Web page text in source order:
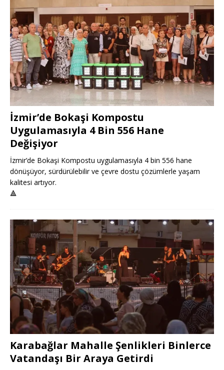
İzmir’de Bokaşi Kompostu
Uygulamasıyla 4 Bin 556 Hane
Değişiyor
İzmir’de Bokaşi Kompostu uygulamasıyla 4 bin 556 hane
dönüşüyor, sürdürülebilir ve çevre dostu çözümlerle yaşam
kalitesi artıyor.
🔺
Karabağlar Mahalle Şenlikleri Binlerce
Vatandaşı Bir Araya Getirdi